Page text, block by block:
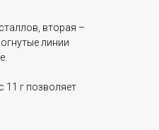
вторая –
линии
11 г позволяет